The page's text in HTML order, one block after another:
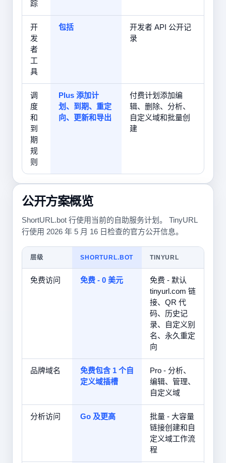
踪
开
发
者
工
具
包括
开发者 API 公开记
录
调
度
和
到
期
规
则
Plus 添加计
划、到期、重定
向、更新和导出
付费计划添加编
辑、删除、分析、
自定义域和批量创
建
公开方案概览
ShortURL.bot 行使用当前的自助服务计划。 TinyURL
行使用 2026 年 5 月 16 日检查的官方公开信息。
层级 SHORTURL.BOT TINYURL
免费访问 免费 - 0 美元
免费 - 默认
tinyurl.com 链
接、QR 代
码、历史记
录、自定义别
名、永久重定
向
品牌域名
免费包含 1 个自
定义域插槽
Pro - 分析、
编辑、管理、
自定义域
分析访问 Go 及更高
批量 - 大容量
链接创建和自
定义域工作流
程